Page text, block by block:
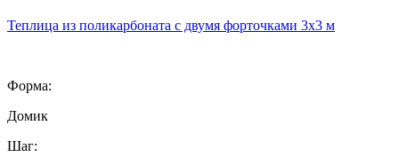
Теплица из поликарбоната с двумя форточками 3х3 м
Форма:
Домик
Шаг: